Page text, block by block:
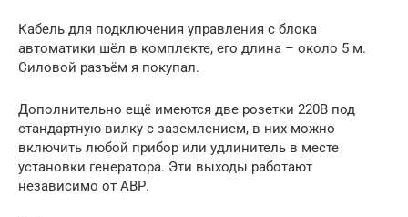
Кабель для подключения управления с блока
автоматики шёл в комплекте, его длина – около 5 м.
Силовой разъём я покупал.
Дополнительно ещё имеются две розетки 220В под
стандартную вилку с заземлением, в них можно
включить любой прибор или удлинитель в месте
установки генератора. Эти выходы работают
независимо от АВР.